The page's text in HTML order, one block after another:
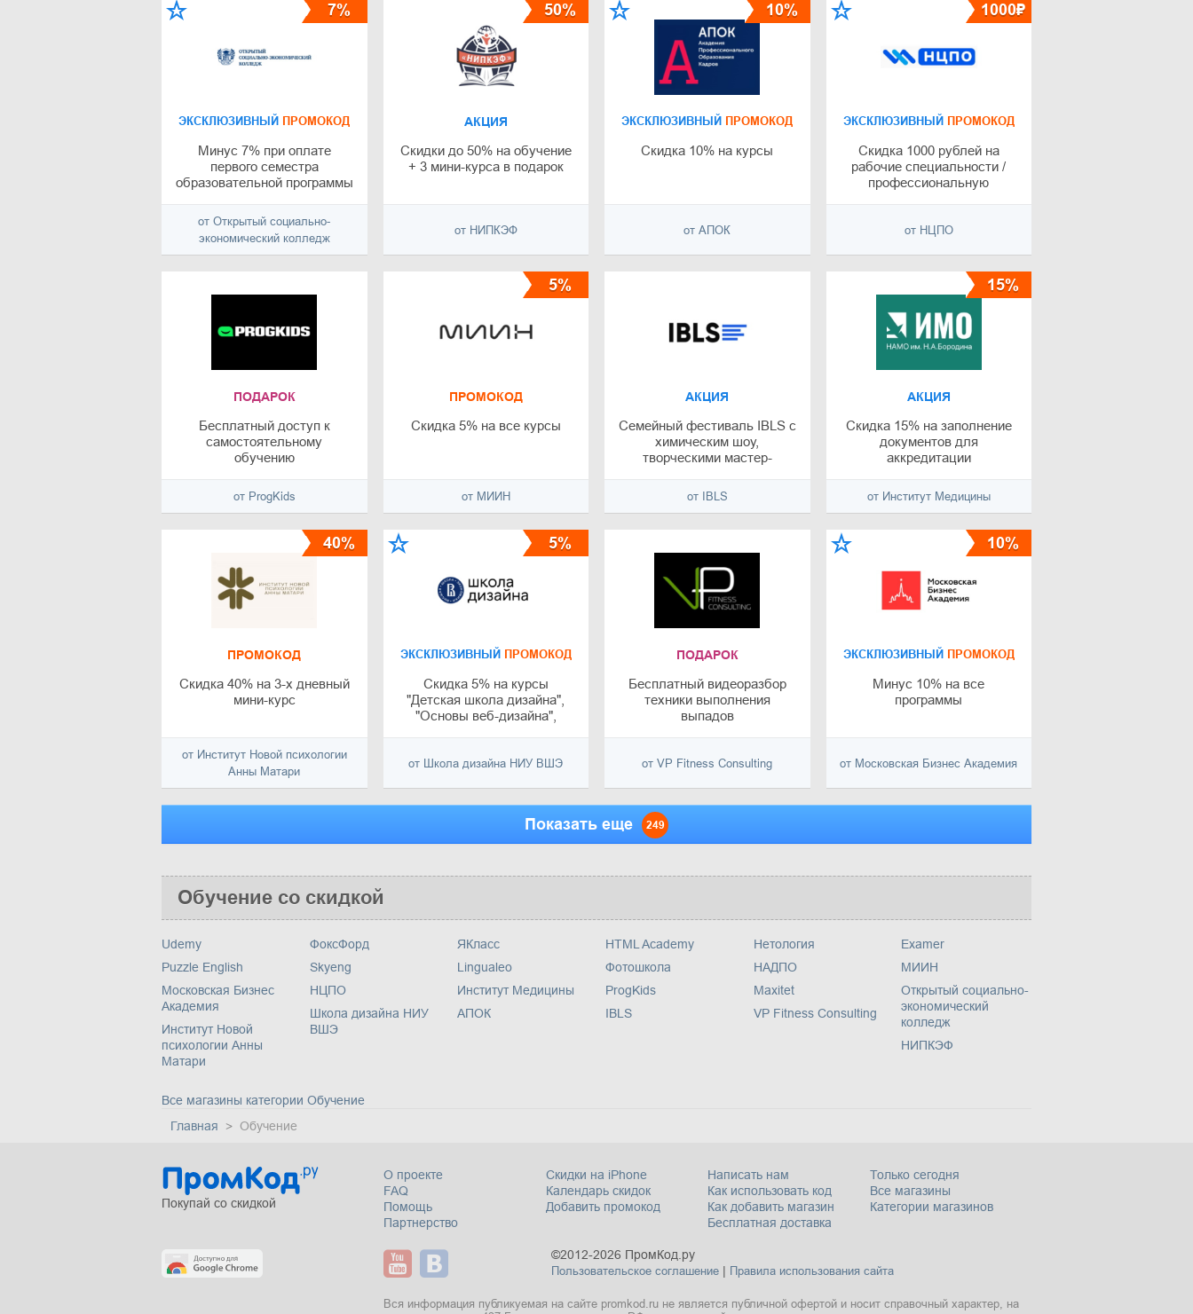
ЭКСКЛЮЗИВНЫЙ ПРОМОКОД
Минус 7% при оплате
первого семестра
образовательной программы
от Открытый социально-
экономический колледж
7%
АКЦИЯ
Скидки до 50% на обучение
+ 3 мини-курса в подарок
от НИПКЭФ
50%
ЭКСКЛЮЗИВНЫЙ ПРОМОКОД
Скидка 10% на курсы
от АПОК
10%
ЭКСКЛЮЗИВНЫЙ ПРОМОКОД
Скидка 1000 рублей на
рабочие специальности /
профессиональную
от НЦПО
1000₽
ПОДАРОК
Бесплатный доступ к
cамостоятельному
обучению
Minecraft
от ProgKids
ПРОМОКОД
Скидка 5% на все курсы
от МИИН
5%
АКЦИЯ
Семейный фестиваль IBLS с
химическим шоу,
творческими мастер-
от IBLS
АКЦИЯ
Скидка 15% на заполнение
документов для
аккредитации
от Институт Медицины
15%
ПРОМОКОД
Скидка 40% на 3-х дневный
мини-курс
от Институт Новой психологии
Анны Матари
40%
ЭКСКЛЮЗИВНЫЙ ПРОМОКОД
Скидка 5% на курсы
"Детская школа дизайна",
"Основы веб-дизайна",
бизнес" и "Фотография как
от Школа дизайна НИУ ВШЭ
5%
ПОДАРОК
Бесплатный видеоразбор
техники выполнения
выпадов
от VP Fitness Consulting
ЭКСКЛЮЗИВНЫЙ ПРОМОКОД
Минус 10% на все
программы
от Московская Бизнес Академия
10%
Показать еще 249
Обучение со скидкой
Udemy
Puzzle English
Московская Бизнес
Академия
Институт Новой
психологии Анны
Матари
ФоксФорд
Skyeng
НЦПО
Школа дизайна НИУ
ВШЭ
ЯКласс
Lingualeo
Институт Медицины
АПОК
HTML Academy
Фотошкола
ProgKids
IBLS
Нетология
НАДПО
Maxitet
VP Fitness Consulting
Examer
МИИН
Открытый социально-
экономический
колледж
НИПКЭФ
Все магазины категории Обучение
Главная
Обучение
Покупай со скидкой
О проекте
FAQ
Помощь
Партнерство
Скидки на iPhone
Календарь скидок
Добавить промокод
Написать нам
Как использовать код
Как добавить магазин
Бесплатная доставка
Только сегодня
Все магазины
Категории магазинов
©2012-2026 ПромКод.ру
Пользовательское соглашение| Правила использования сайта
Вся информация публикуемая на сайте promkod.ru не является публичной офертой и носит справочный характер, на